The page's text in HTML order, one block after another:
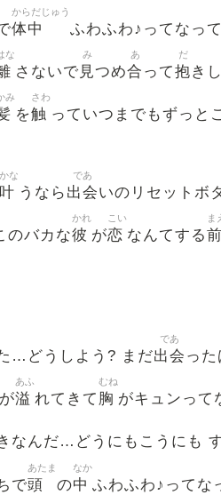
体中
からだじゅう
ふわふわ♪ってなっ
な
さないで 見
み
つめ合
あ
って抱
だ
き
み
を触
さわ
っていつまでもずっと
叶
かな
うなら 出会
であ
いのリセットボ
のバカな彼
かれ
が恋
こい
なんてする前
ま
…どうしよう? まだ出会
であ
っ
溢
あふ
れてきて 胸
むね
がキュンって
なんだ…どうにもこうにも
で頭
あたま
の中
なか
ふわふわ♪ってな